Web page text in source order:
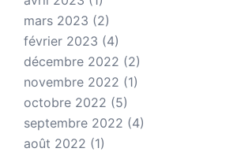
mars 2023 (2)
février 2023 (4)
décembre 2022 (2)
novembre 2022 (1)
octobre 2022 (5)
septembre 2022 (4)
août 2022 (1)